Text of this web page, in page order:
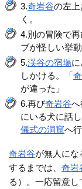
3.奇岩谷の左
く。
4.別の冒険で再
ブが怪しい挙
5.渓谷の宿場
しかける。「
が違った」
6.再び奇岩谷へ
にいる犬に話
儀式の洞窟へ
奇岩谷が無人にな
するまでは、奇岩
る）。一応留意し